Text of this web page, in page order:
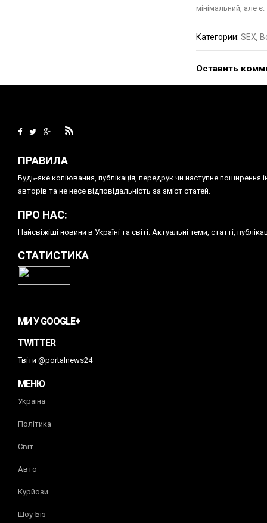
мінімальний, але є.
Категории: SEX,
Оставить
ПРАВИЛА
Будь-яке копiювання, публiкацiя, передрук чи наступне
авторів та не несе відповідальність за зміст статей.
ПРО НАС:
Найсвіжіші новини в Україні та світі. Актуальні теми, статті,
СТАТИСТИКА
МИ У GOOGLE+
TWITTER
Твіти @portalnews24
МЕНЮ
Україна
Політика
Світ
Авто
Курйози
Шоу-Біз